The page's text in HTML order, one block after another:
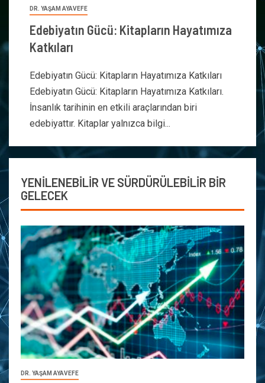
DR. YAŞAM AYAVEFE
Edebiyatın Gücü: Kitapların Hayatımıza
Katkıları
Edebiyatın Gücü: Kitapların Hayatımıza Katkıları
Edebiyatın Gücü: Kitapların Hayatımıza Katkıları.
İnsanlık tarihinin en etkili araçlarından biri
edebiyattır. Kitaplar yalnızca bilgi...
YENİLENEBİLİR VE SÜRDÜRÜLEBİLİR BİR
GELECEK
DR. YAŞAM AYAVEFE